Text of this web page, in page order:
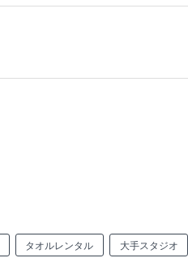
タオルレンタル 大手スタジオ